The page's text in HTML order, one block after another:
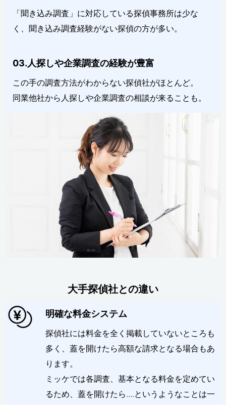
「聞き込み調査」に対応している探偵事務所は少な
く、聞き込み調査経験がない探偵の方が多い。
03.人探しや企業調査の経験が豊富
この手の調査方法がわからない探偵社がほとんど。
同業他社から人探しや企業調査の相談が来ることも。
大手探偵社との違い
明確な料金システム
探偵社には料金を全く掲載していないところも
多く、蓋を開けたら高額な請求となる場合もあ
ります。
ミッケでは各調査、基本となる料金を定めてい
るため、蓋を開けたら....というようなことは一